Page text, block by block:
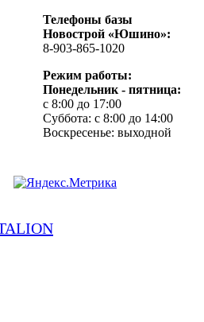
Телефоны базы
Новострой «Юшино»:
8-903-865-1020
Режим работы:
Понедельник - пятница:
с 8:00 до 17:00
Суббота: с 8:00 до 14:00
Воскресенье: выходной